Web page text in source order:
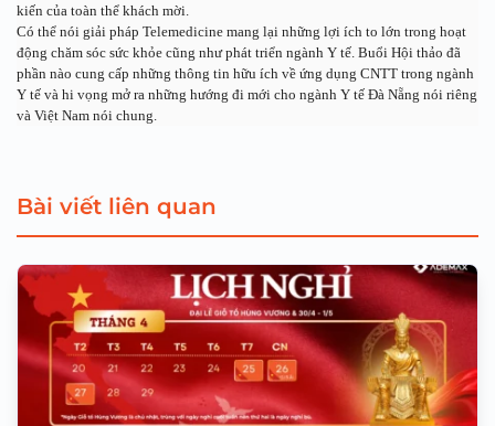
kiến của toàn thể khách mời.
Có thể nói giải pháp Telemedicine mang lại những lợi ích to lớn trong hoạt
động chăm sóc sức khỏe cũng như phát triển ngành Y tế. Buổi Hội thảo đã
phần nào cung cấp những thông tin hữu ích về ứng dụng CNTT trong ngành
Y tế và hi vọng mở ra những hướng đi mới cho ngành Y tế Đà Nẵng nói riêng
và Việt Nam nói chung.
Bài viết liên quan